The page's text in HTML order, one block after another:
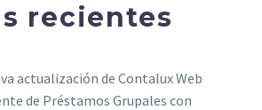
recientes
actualización de Contalux Web
de Préstamos Grupales con